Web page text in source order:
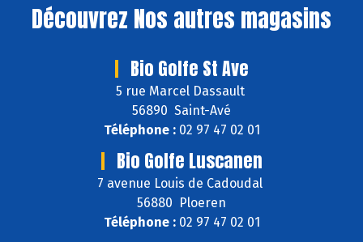
Découvrez Nos autres magasins
Bio Golfe St Ave
5 rue Marcel Dassault
56890 Saint-Avé
Téléphone :02 97 47 02 01
Bio Golfe Luscanen
7 avenue Louis de Cadoudal
56880 Ploeren
Téléphone :02 97 47 02 01